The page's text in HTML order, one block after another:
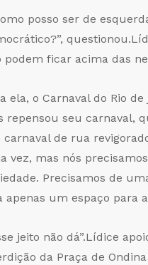
posso ser de
podem ficar acima das
ela, o Carnaval do Rio
repensou seu carnaval,
carnaval de rua
vez, mas nós
Precisamos de
apenas um espaço para
jeito não dá”.Lídice
da Praça de